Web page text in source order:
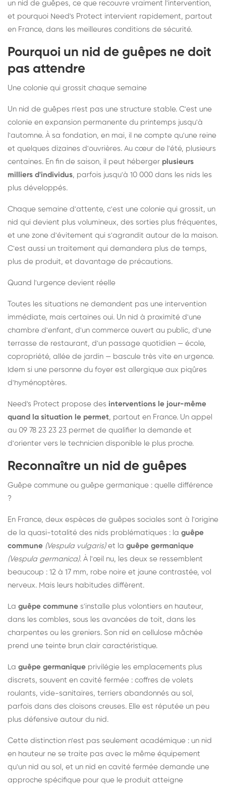
un nid de guêpes, ce que recouvre vraiment l'intervention,
et pourquoi Need's Protect intervient rapidement, partout
en France, dans les meilleures conditions de sécurité.
Pourquoi un nid de guêpes ne doit
pas attendre
Une colonie qui grossit chaque semaine
Un nid de guêpes n'est pas une structure stable. C'est une
colonie en expansion permanente du printemps jusqu'à
l'automne. À sa fondation, en mai, il ne compte qu'une reine
et quelques dizaines d'ouvrières. Au cœur de l'été, plusieurs
centaines. En fin de saison, il peut héberger plusieurs
milliers d'individus, parfois jusqu'à 10 000 dans les nids les
plus développés.
Chaque semaine d'attente, c'est une colonie qui grossit, un
nid qui devient plus volumineux, des sorties plus fréquentes,
et une zone d'évitement qui s'agrandit autour de la maison.
C'est aussi un traitement qui demandera plus de temps,
plus de produit, et davantage de précautions.
Quand l'urgence devient réelle
Toutes les situations ne demandent pas une intervention
immédiate, mais certaines oui. Un nid à proximité d'une
chambre d'enfant, d'un commerce ouvert au public, d'une
terrasse de restaurant, d'un passage quotidien — école,
copropriété, allée de jardin — bascule très vite en urgence.
Idem si une personne du foyer est allergique aux piqûres
d'hyménoptères.
Need's Protect propose des interventions le jour-même
quand la situation le permet, partout en France. Un appel
au 09 78 23 23 23 permet de qualifier la demande et
d'orienter vers le technicien disponible le plus proche.
Reconnaître un nid de guêpes
Guêpe commune ou guêpe germanique : quelle différence
?
En France, deux espèces de guêpes sociales sont à l'origine
de la quasi-totalité des nids problématiques : la guêpe
commune (Vespula vulgaris)et la guêpe germanique
(Vespula germanica). À l'œil nu, les deux se ressemblent
beaucoup : 12 à 17 mm, robe noire et jaune contrastée, vol
nerveux. Mais leurs habitudes diffèrent.
La guêpe commune s'installe plus volontiers en hauteur,
dans les combles, sous les avancées de toit, dans les
charpentes ou les greniers. Son nid en cellulose mâchée
prend une teinte brun clair caractéristique.
La guêpe germanique privilégie les emplacements plus
discrets, souvent en cavité fermée : coffres de volets
roulants, vide-sanitaires, terriers abandonnés au sol,
parfois dans des cloisons creuses. Elle est réputée un peu
plus défensive autour du nid.
Cette distinction n'est pas seulement académique : un nid
en hauteur ne se traite pas avec le même équipement
qu'un nid au sol, et un nid en cavité fermée demande une
approche spécifique pour que le produit atteigne